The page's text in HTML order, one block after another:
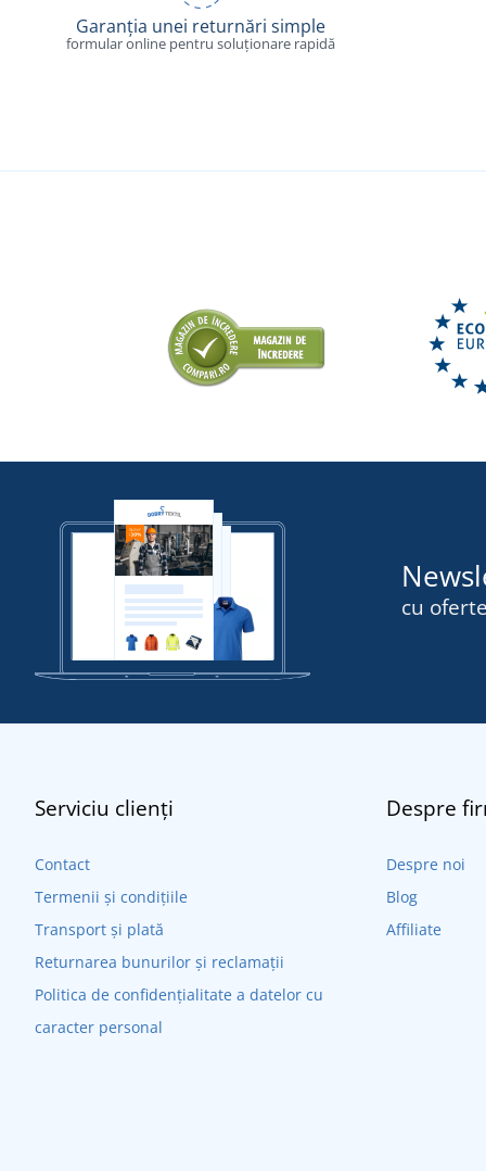
Garanția unei returnări simple
formular online pentru soluționare rapidă
cu
Serviciu clienți
Contact
Termenii și condițiile
Transport și plată
Returnarea bunurilor și reclamații
Politica de confidențialitate a datelor cu
caracter personal
Despre
Despre noi
Blog
Affiliate